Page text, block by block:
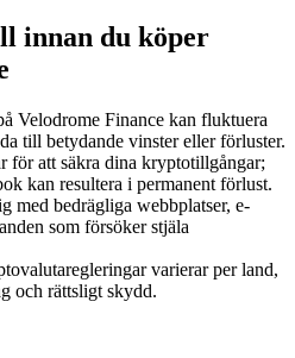
innan du köper
Velodrome Finance kan fluktuera
till betydande vinster eller förluster.
för att säkra dina kryptotillgångar;
kan resultera i permanent förlust.
med bedrägliga webbplatser, e-
som försöker stjäla
varierar per land,
och rättsligt skydd.